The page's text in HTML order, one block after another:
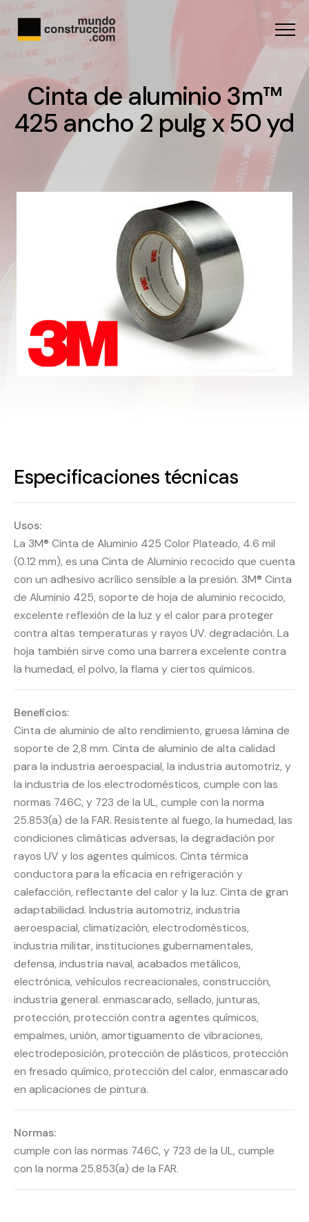
Menu
Cinta de aluminio 3m™
425 ancho 2 pulg x 50 yd
Especificaciones técnicas
Usos:
La 3M® Cinta de Aluminio 425 Color Plateado, 4.6 mil
(0.12 mm), es una Cinta de Aluminio recocido que cuenta
con un adhesivo acrílico sensible a la presión. 3M® Cinta
de Aluminio 425, soporte de hoja de aluminio recocido,
excelente reflexión de la luz y el calor para proteger
contra altas temperaturas y rayos UV. degradación. La
hoja también sirve como una barrera excelente contra
la humedad, el polvo, la flama y ciertos químicos.
Beneficios:
Cinta de aluminio de alto rendimiento, gruesa lámina de
soporte de 2,8 mm. Cinta de aluminio de alta calidad
para la industria aeroespacial, la industria automotriz, y
la industria de los electrodomésticos, cumple con las
normas 746C, y 723 de la UL, cumple con la norma
25.853(a) de la FAR. Resistente al fuego, la humedad, las
condiciones climáticas adversas, la degradación por
rayos UV y los agentes químicos. Cinta térmica
conductora para la eficacia en refrigeración y
calefacción, reflectante del calor y la luz. Cinta de gran
adaptabilidad. Industria automotriz, industria
aeroespacial, climatización, electrodomésticos,
industria militar, instituciones gubernamentales,
defensa, industria naval, acabados metálicos,
electrónica, vehículos recreacionales, construcción,
industria general. enmascarado, sellado, junturas,
protección, protección contra agentes químicos,
empalmes, unión, amortiguamento de vibraciones,
electrodeposición, protección de plásticos, protección
en fresado químico, protección del calor, enmascarado
en aplicaciones de pintura.
Normas:
cumple con las normas 746C, y 723 de la UL, cumple
con la norma 25.853(a) de la FAR.